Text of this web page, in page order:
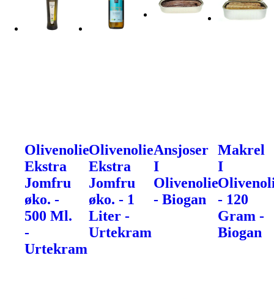
Olivenolie
Ekstra
Jomfru
øko. -
500 Ml.
-
Urtekram
Olivenolie
Ekstra
Jomfru
øko. - 1
Liter -
Urtekram
Ansjoser
I
Olivenolie
- Biogan
Makrel
I
- 120
Gram -
Biogan